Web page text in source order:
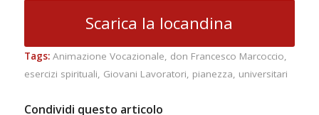
Scarica la locandina
Tags: Animazione Vocazionale, don Francesco Marcoccio,
esercizi spirituali, Giovani Lavoratori, pianezza, universitari
Condividi questo articolo